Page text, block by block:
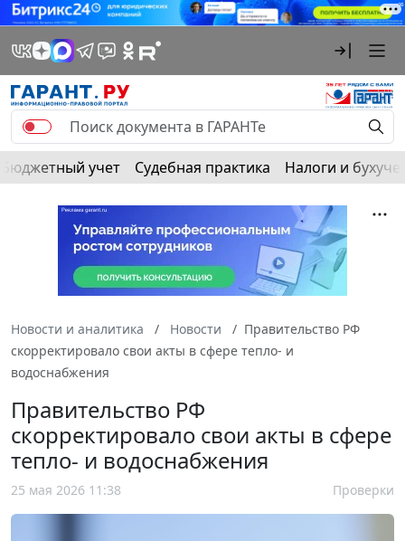
Бюджетный учет Судебная практика Налоги и
Новости и аналитика Новости
Правительство РФ
скорректировало свои акты в сфере тепло- и
водоснабжения
Правительство РФ
скорректировало свои акты в сфере
тепло- и водоснабжения
25 мая 2026 11:38 Проверки